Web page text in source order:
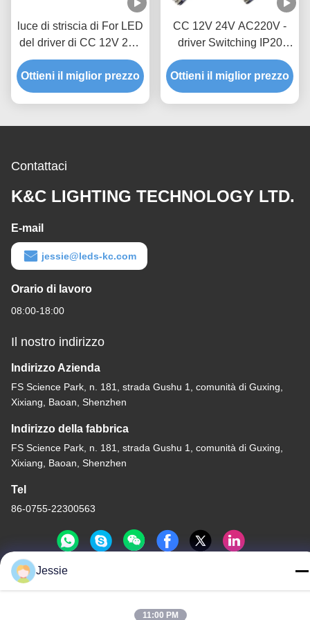
luce di striscia di For LED
del driver di CC 12V 24V
AC220-240V IP20 LED
dell'alimentazione
elettrica di 200W 250W
Ottieni il miglior prezzo
CC 12V 24V AC220V -
driver Switching IP20
dell'alimentazione
elettrica di 60W 100W
200W LED di 240V LED
Ottieni il miglior prezzo
Contattaci
K&C LIGHTING TECHNOLOGY LTD.
E-mail
jessie@leds-kc.com
Orario di lavoro
08:00-18:00
Il nostro indirizzo
Indirizzo Azienda
FS Science Park, n. 181, strada Gushu 1, comunità di Guxing,
Xixiang, Baoan, Shenzhen
Indirizzo della fabbrica
FS Science Park, n. 181, strada Gushu 1, comunità di Guxing,
Xixiang, Baoan, Shenzhen
Tel
86-0755-22300563
Cina Buona Qualità profilo principale dell'alluminio della striscia
Fornitore. Copyright © -2026 K&C LIGHTING TECHNOLOGY
Jessie
11:00 PM